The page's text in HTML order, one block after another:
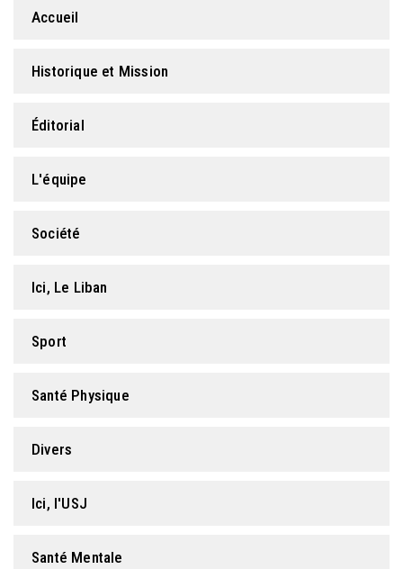
ADMISSION
Accueil
Historique et Mission
Éditorial
L'équipe
Société
Ici, Le Liban
Sport
Santé Physique
Divers
Ici, l'USJ
Santé Mentale